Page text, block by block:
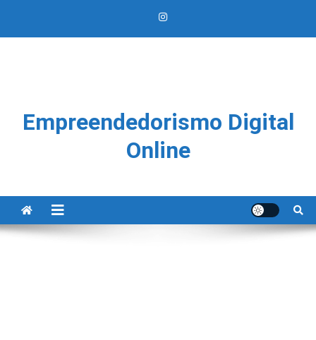
Empreendedorismo Digital
Online